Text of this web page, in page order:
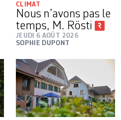
CLIMAT
Nous n’avons pas le
temps, M. Rösti
JEUDI 6 AOÛT 2026
SOPHIE DUPONT